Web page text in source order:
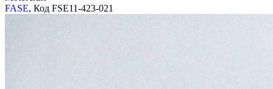
FASE, Код FSE11-423-021